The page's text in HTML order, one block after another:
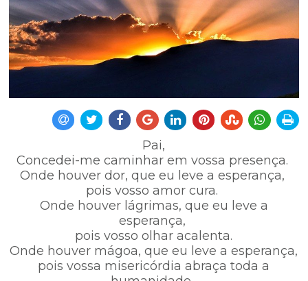
Pai,
Concedei-me caminhar em vossa presença.
Onde houver dor, que eu leve a esperança,
pois vosso amor cura.
Onde houver lágrimas, que eu leve a
esperança,
pois vosso olhar acalenta.
Onde houver mágoa, que eu leve a esperança,
pois vossa misericórdia abraça toda a